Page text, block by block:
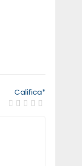
Califica*